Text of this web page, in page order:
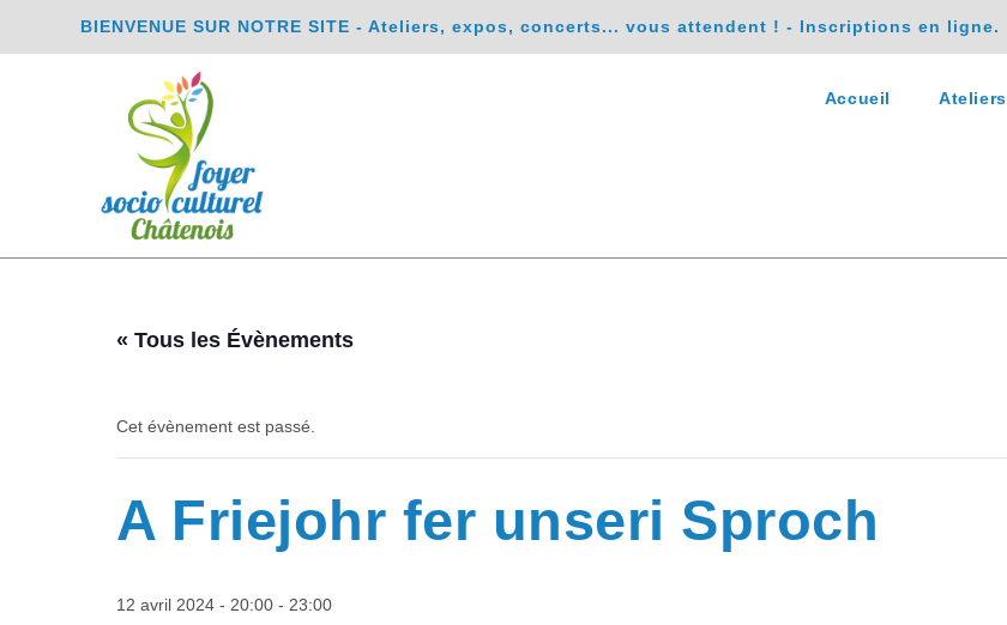
BIENVENUE SUR NOTRE SITE - Ateliers, expos, concerts... vous attendent ! - Inscriptions en ligne.
Accueil Ateliers
« Tous les Évènements
Cet évènement est passé.
A Friejohr fer unseri Sproch
12 avril 2024 - 20:00 - 23:00